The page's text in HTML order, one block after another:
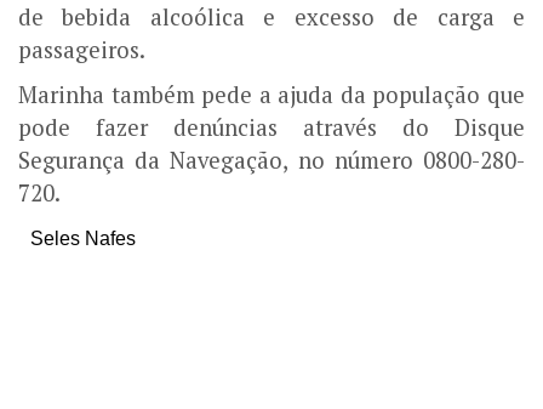
de bebida alcoólica e excesso de carga e
passageiros.
Marinha também pede a ajuda da população que
pode fazer denúncias através do Disque
Segurança da Navegação, no número 0800-280-
720.
Seles Nafes